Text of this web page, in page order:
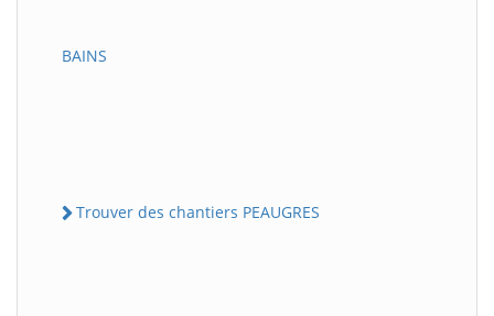
BAINS
Trouver des chantiers PEAUGRES